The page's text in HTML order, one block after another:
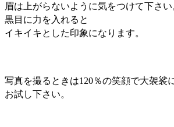
眉は上がらないように気をつけて下さい
黒目に力を入れると
イキイキとした印象になります。
写真を撮るときは120％の笑顔で大袈裟
お試し下さい。